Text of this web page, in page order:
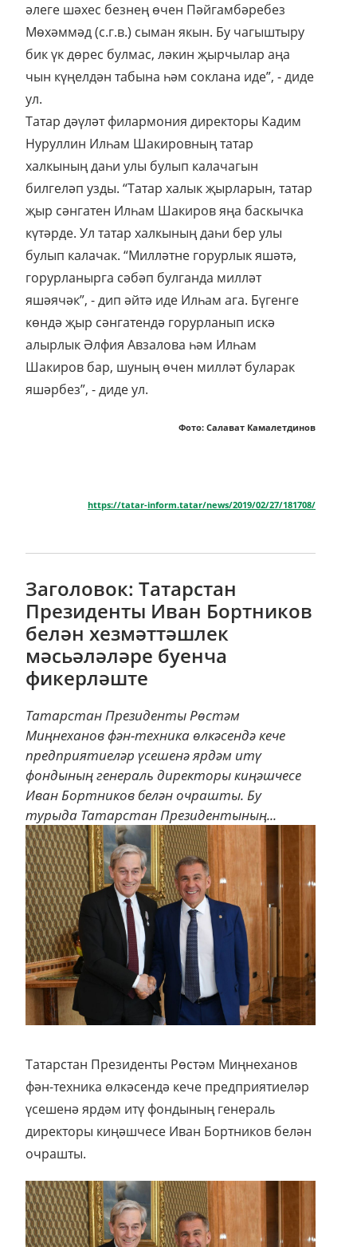
әлеге шәхес безнең өчен Пәйгамбәребез
Мөхәммәд (с.г.в.) сыман якын. Бу чагыштыру
бик үк дөрес булмас, ләкин җырчылар аңа
чын күңелдән табына һәм соклана иде”, - диде
ул.
Татар дәүләт филармония директоры Кадим
Нуруллин Илһам Шакировның татар
халкының даһи улы булып калачагын
билгеләп узды. “Татар халык җырларын, татар
җыр сәнгатен Илһам Шакиров яңа баскычка
күтәрде. Ул татар халкының даһи бер улы
булып калачак. “Милләтне горурлык яшәтә,
горурланырга сәбәп булганда милләт
яшәячәк”, - дип әйтә иде Илһам ага. Бүгенге
көндә җыр сәнгатендә горурланып искә
алырлык Әлфия Авзалова һәм Илһам
Шакиров бар, шуның өчен милләт буларак
яшәрбез”, - диде ул.
Фото: Салават Камалетдинов
https://tatar-inform.tatar/news/2019/02/27/181708/
Заголовок: Татарстан
Президенты Иван Бортников
белән хезмәттәшлек
мәсьәләләре буенча
фикерләште
Татарстан Президенты Рөстәм
Миңнеханов фән-техника өлкәсендә кече
предприятиеләр үсешенә ярдәм итү
фондының генераль директоры киңәшчесе
Иван Бортников белән очрашты. Бу
турыда Татарстан Президентының...
Татарстан Президенты Рөстәм Миңнеханов
фән-техника өлкәсендә кече предприятиеләр
үсешенә ярдәм итү фондының генераль
директоры киңәшчесе Иван Бортников белән
очрашты.